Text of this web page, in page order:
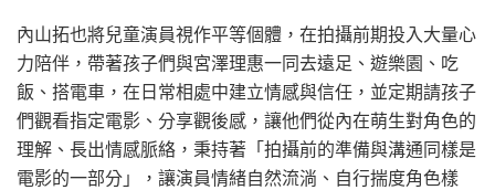
內山拓也將兒童演員視作平等個體，在拍攝前期投入大量心
力陪伴，帶著孩子們與宮澤理惠一同去遠足、遊樂園、吃
飯、搭電車，在日常相處中建立情感與信任，並定期請孩子
們觀看指定電影、分享觀後感，讓他們從內在萌生對角色的
理解、長出情感脈絡，秉持著「拍攝前的準備與溝通同樣是
電影的一部分」，讓演員情緒自然流淌、自行揣度角色樣